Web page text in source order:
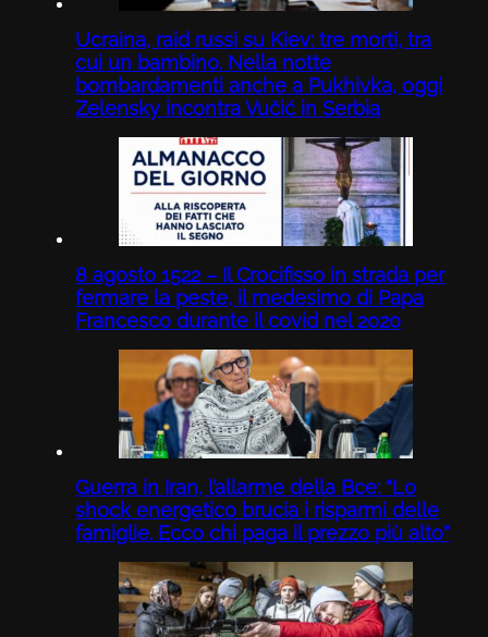
Ucraina, raid russi su Kiev: tre morti, tra
cui un bambino. Nella notte
bombardamenti anche a Pukhivka, oggi
Zelensky incontra Vučić in Serbia
8 agosto 1522 – Il Crocifisso in strada per
fermare la peste, il medesimo di Papa
Francesco durante il covid nel 2020
Guerra in Iran, l’allarme della Bce: “Lo
shock energetico brucia i risparmi delle
famiglie. Ecco chi paga il prezzo più alto”